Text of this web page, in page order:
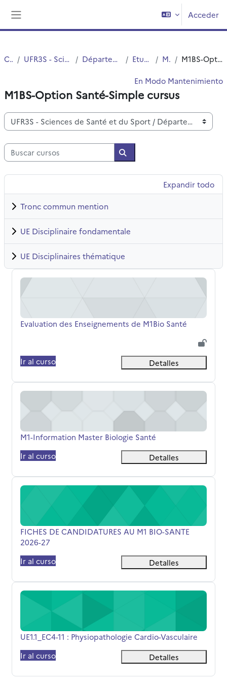
Acceder
Cursos UFR3S - Sciences de Santé et du Sport Département UFR3S - Médecine Etudes Medicales MASTERS M1BS-Option Santé-Simple cursus
En Modo Mantenimiento
M1BS-Option Santé-Simple cursus
Categorías
Buscar cursos
Buscar cursos
Expandir todo
Tronc commun mention
UE Disciplinaire fondamentale
UE Disciplinaires thématique
Evaluation des Enseignements de M1Bio Santé
Nombre del curso
Evaluation des Enseignements de M1Bio Santé
Ir al curso Detalles
M1-Information Master Biologie Santé
Nombre del curso
M1-Information Master Biologie Santé
Ir al curso
Detalles
FICHES DE CANDIDATURES AU M1 BIO-SANTE 2026-27
Nombre del curso
FICHES DE CANDIDATURES AU M1 BIO-SANTE
2026-27
Ir al curso
Detalles
UE1.1_EC4-11 : Physiopathologie Cardio-Vasculaire
Nombre del curso
UE1.1_EC4-11 : Physiopathologie Cardio-Vasculaire
Ir al curso
Detalles